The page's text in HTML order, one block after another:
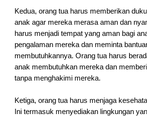
Kedua, orang tua harus memberikan
anak agar mereka merasa aman dan
harus menjadi tempat yang aman bagi
pengalaman mereka dan meminta
membutuhkannya. Orang tua harus
anak membutuhkan mereka dan
tanpa menghakimi mereka.
Ketiga, orang tua harus menjaga
Ini termasuk menyediakan lingkungan